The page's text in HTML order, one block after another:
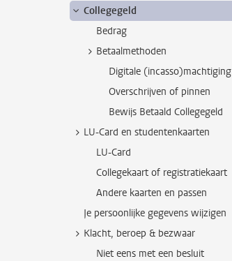
Collegegeld
Bedrag
Betaalmethoden
Digitale (incasso)machtiging
Overschrijven of pinnen
Bewijs Betaald Collegegeld
LU-Card en studentenkaarten
LU-Card
Collegekaart of registratiekaart
Andere kaarten en passen
Je persoonlijke gegevens wijzigen
Klacht, beroep & bezwaar
Niet eens met een besluit